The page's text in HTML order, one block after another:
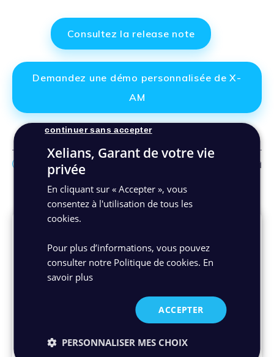
Consultez la release note
Demandez une démo personnalisée de X-
AM
Autres actualités
Post - Archivage électronique - Coffre-fort
numérique - GED
Xelians, Garant de votre vie
privée
En cliquant sur « Accepter », vous
consentez à l'utilisation de tous les
cookies.
Pour plus d’informations, vous pouvez
consulter notre Politique de cookies. En
savoir plus
ACCEPTER
continuer sans accepter
PERSONNALISER MES CHOIX